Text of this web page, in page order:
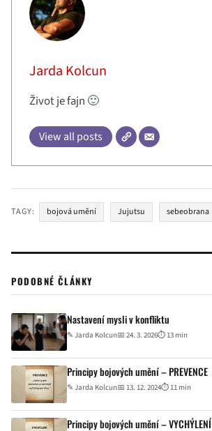
Jarda Kolcun
Život je fajn 🙂
View all posts
TAGY: bojová umění Jujutsu sebeobrana
PODOBNÉ ČLÁNKY
Nastavení mysli v konfliktu
✎ Jarda Kolcun📅 24. 3. 2026⏱ 13 min
Principy bojových umění – PREVENCE
✎ Jarda Kolcun📅 13. 12. 2024⏱ 11 min
Principy bojových umění – VYCHÝLENÍ